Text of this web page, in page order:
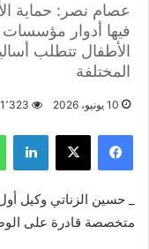
عصام نصر: حماية
فيها أدوار
الأطفال تتطلب
المختلفة
10 يونيو، 2026 1٬323
فيسبوك X
_ حسين الزناتي وكيل
متخصصة قادرة على